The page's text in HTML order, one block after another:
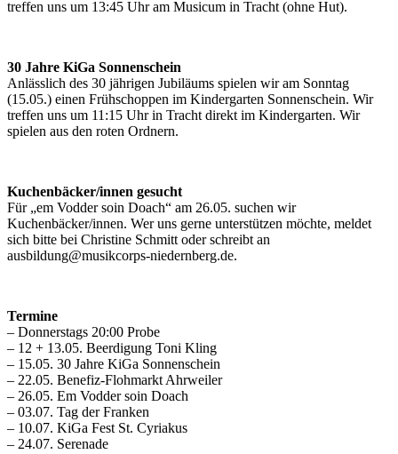
treffen uns um 13:45 Uhr am Musicum in Tracht (ohne Hut).
30 Jahre KiGa Sonnenschein
Anlässlich des 30 jährigen Jubiläums spielen wir am Sonntag
(15.05.) einen Frühschoppen im Kindergarten Sonnenschein. Wir
treffen uns um 11:15 Uhr in Tracht direkt im Kindergarten. Wir
spielen aus den roten Ordnern.
Kuchenbäcker/innen gesucht
Für „em Vodder soin Doach“ am 26.05. suchen wir
Kuchenbäcker/innen. Wer uns gerne unterstützen möchte, meldet
sich bitte bei Christine Schmitt oder schreibt an
ausbildung@musikcorps-niedernberg.de.
Termine
– Donnerstags 20:00 Probe
– 12 + 13.05. Beerdigung Toni Kling
– 15.05. 30 Jahre KiGa Sonnenschein
– 22.05. Benefiz-Flohmarkt Ahrweiler
– 26.05. Em Vodder soin Doach
– 03.07. Tag der Franken
– 10.07. KiGa Fest St. Cyriakus
– 24.07. Serenade